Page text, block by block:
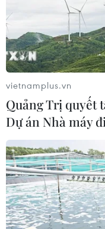
Kinh tế tuần
trong phát triển
05/02/2023 04:51
Kinh tế tuần hoàn
tiên trong giai đoạn
phóng viên TTXVN
quan đến nội dung
vietnamplus.vn
Quảng Trị quyết
Dự án Nhà máy